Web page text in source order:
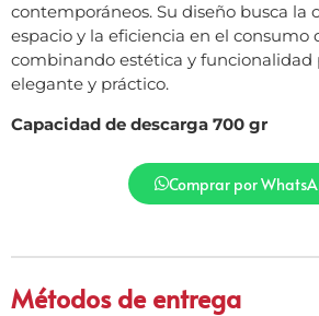
contemporáneos. Su diseño busca la
espacio y la eficiencia en el consumo
combinando estética y
elegante y práctico.
Capacidad de descarga 700 gr
Comprar por
Métodos de entrega